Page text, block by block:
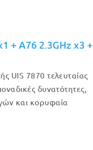
+ A76 2.3GHz x3 +
UIS 7870 τελευταίας
δυνατότητες,
και κορυφαία